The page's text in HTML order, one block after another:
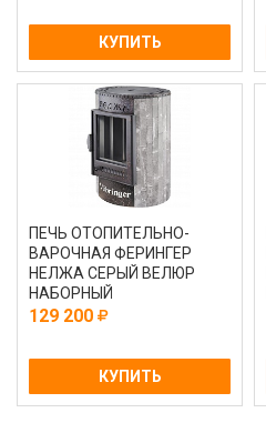
КУПИТЬ
ПЕЧЬ ОТОПИТЕЛЬНО-
ВАРОЧНАЯ ФЕРИНГЕР
НЕЛЖА СЕРЫЙ ВЕЛЮР
НАБОРНЫЙ
129 200
КУПИТЬ